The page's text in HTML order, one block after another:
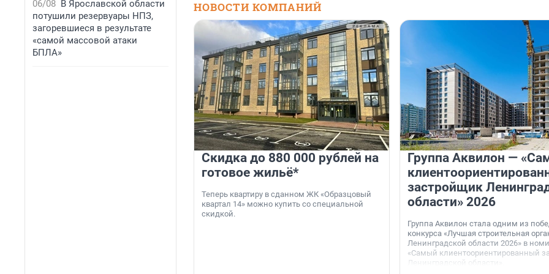
06/08 В Ярославской области
потушили резервуары НПЗ,
загоревшиеся в результате
«самой массовой атаки
БПЛА»
НОВОСТИ КОМПАНИЙ
Скидка до 880 000 рублей на
готовое жильё*
Теперь квартиру в сданном ЖК «Образцовый
квартал 14» можно купить со специальной
скидкой.
Группа Аквилон —
застройщик
области» 2026
Группа Аквилон стала одним из
конкурса «Лучшая строительная
Ленинградской области 2026» в
«Самый клиентоориентированный
Ленинградской области».